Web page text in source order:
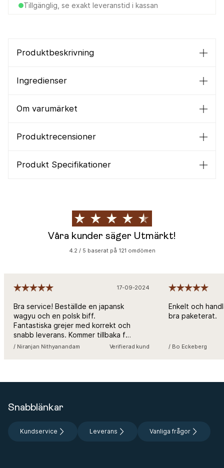
Tillgänglig, se exakt leveranstid i kassan
Produktbeskrivning
Ingredienser
Om varumärket
Produktrecensioner
Produkt Specifikationer
Våra kunder säger Utmärkt!
4.2 / 5 baserat på 121 omdömen
17-09-2024
Bra service! Beställde en japansk
wagyu och en polsk biff.
Fantastiska grejer med korrekt och
snabb leverans. Kommer tillbaka för
mer!
/ Niranjan Nithyanandam Verifierad kund
Enkelt och
bra paketerat.
/ Bo Eckeberg
Snabblänkar
Kundservice Leverans Vanliga frågor